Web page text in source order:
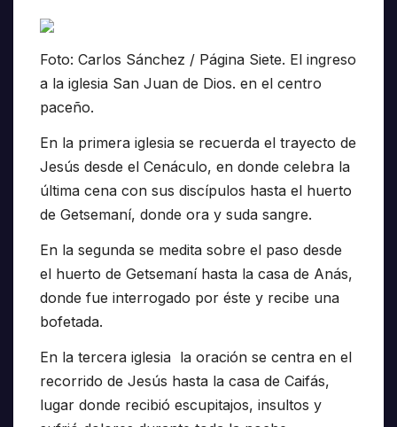
Foto: Carlos Sánchez / Página Siete. El ingreso
a la iglesia San Juan de Dios. en el centro
paceño.
En la primera iglesia se recuerda el trayecto de
Jesús desde el Cenáculo, en donde celebra la
última cena con sus discípulos hasta el huerto
de Getsemaní, donde ora y suda sangre.
En la segunda se medita sobre el paso desde
el huerto de Getsemaní hasta la casa de Anás,
donde fue interrogado por éste y recibe una
bofetada.
En la tercera iglesia la oración se centra en el
recorrido de Jesús hasta la casa de Caifás,
lugar donde recibió escupitajos, insultos y